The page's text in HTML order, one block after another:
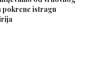
pokrene istragu